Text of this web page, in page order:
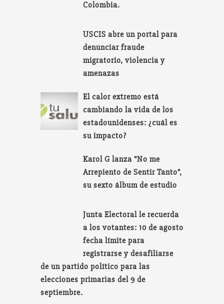
Colombia.
USCIS abre un portal para
denunciar fraude
migratorio, violencia y
amenazas
El calor extremo está
cambiando la vida de los
estadounidenses: ¿cuál es
su impacto?
Karol G lanza “No me
Arrepiento de Sentir Tanto”,
su sexto álbum de estudio
Junta Electoral le recuerda
a los votantes: 10 de agosto
fecha límite para
registrarse y desafiliarse
de un partido político para las
elecciones primarias del 9 de
septiembre.